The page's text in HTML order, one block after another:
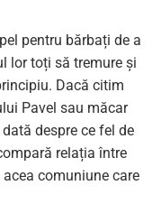
pentru bărbați de a
lor toți să tremure și
Dacă citim
Pavel sau măcar
despre ce fel de
relația între
comuniune care